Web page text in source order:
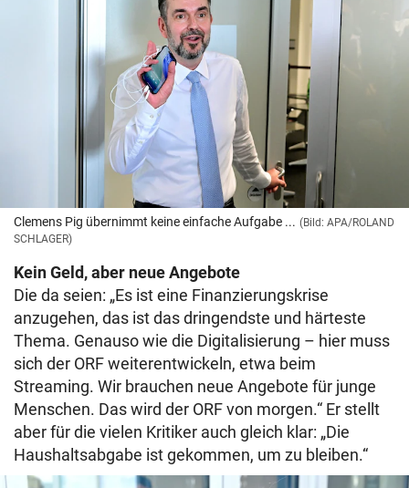
Clemens Pig übernimmt keine einfache Aufgabe ... (Bild: APA/ROLAND
SCHLAGER)
Kein Geld, aber neue Angebote
Die da seien: „Es ist eine Finanzierungskrise
anzugehen, das ist das dringendste und härteste
Thema. Genauso wie die Digitalisierung – hier muss
sich der ORF weiterentwickeln, etwa beim
Streaming. Wir brauchen neue Angebote für junge
Menschen. Das wird der ORF von morgen.“ Er stellt
aber für die vielen Kritiker auch gleich klar: „Die
Haushaltsabgabe ist gekommen, um zu bleiben.“